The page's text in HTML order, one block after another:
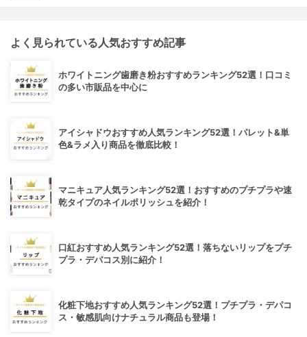
よく見られている人気おすすめ記事
ホワイトニング歯磨き粉おすすめランキング52選！口コミ
の多い市販品を中心に
アイシャドウおすすめ人気ランキング52選！パレット&単
色&ラメ入り商品を徹底比較！
マニキュア人気ランキング52選！おすすめのプチプラや速
乾タイプのネイルポリッシュを紹介！
口紅おすすめ人気ランキング52選！落ちないリップをプチ
プラ・デパコス別に紹介！
化粧下地おすすめ人気ランキング52選！プチプラ・デパコ
ス・敏感肌向けナチュラル商品も登場！